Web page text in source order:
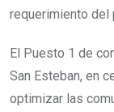
requerimiento del
El Puesto 1 de
San Esteban, en
optimizar las